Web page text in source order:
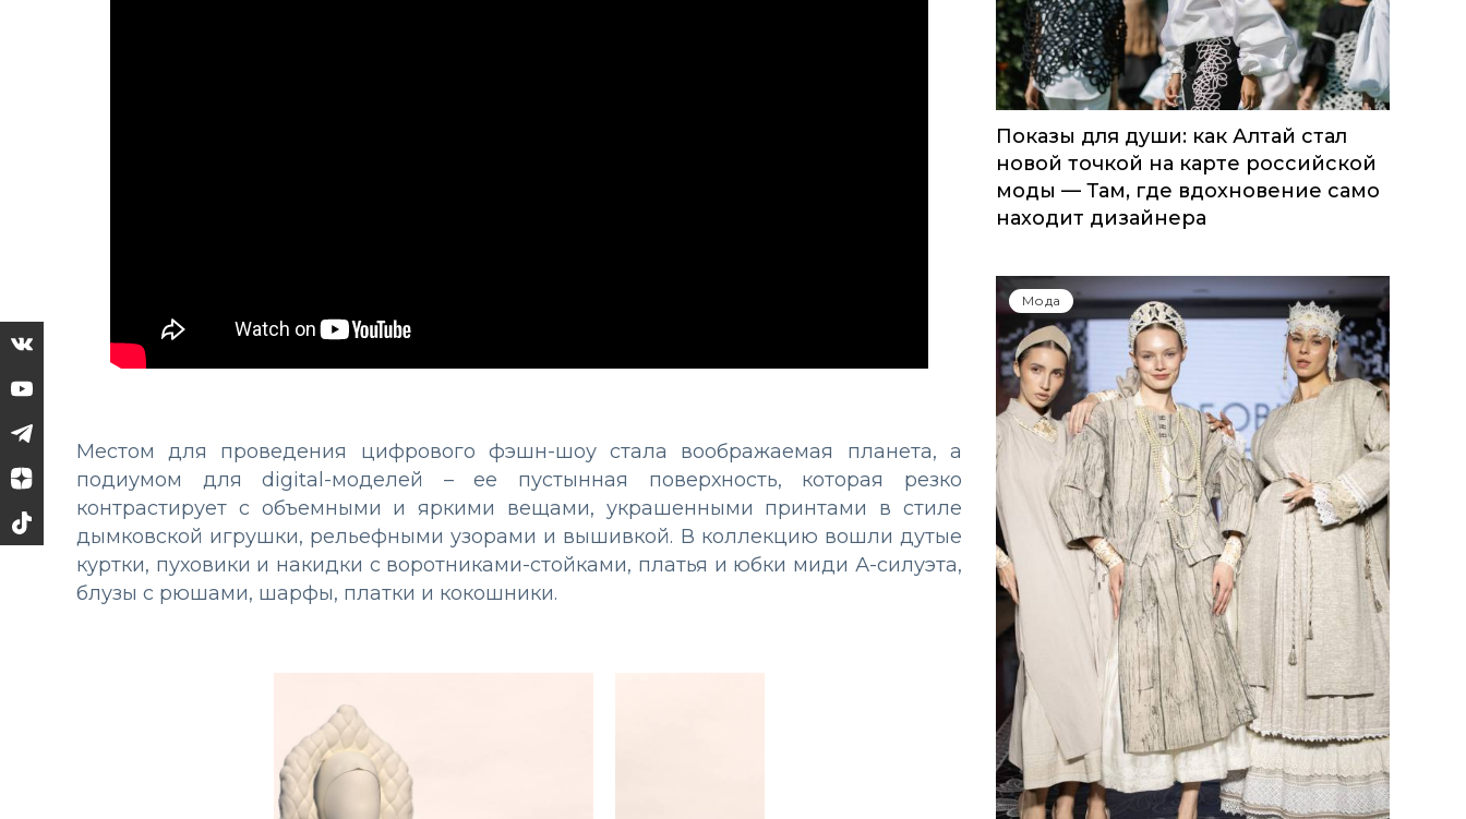
Местом для проведения цифрового фэшн-шоу стала воображаемая планета, а
подиумом для digital-моделей – ее пустынная поверхность, которая резко
контрастирует с объемными и яркими вещами, украшенными принтами в стиле
дымковской игрушки, рельефными узорами и вышивкой. В коллекцию вошли дутые
куртки, пуховики и накидки с воротниками-стойками, платья и юбки миди А-силуэта,
блузы с рюшами, шарфы, платки и кокошники.
Показы для души: как Алтай стал
новой точкой на карте российской
моды — Там, где вдохновение само
находит дизайнера
Мода